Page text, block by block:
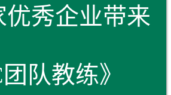
优秀企业带来
团队教练》